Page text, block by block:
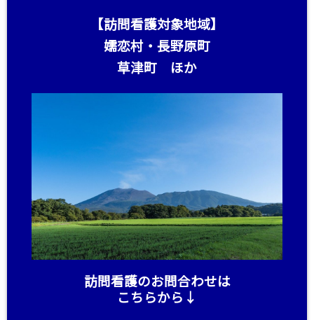
【訪問看護対象地域】
嬬恋村・長野原町
草津町 ほか
訪問看護のお問合わせは
こちらから↓